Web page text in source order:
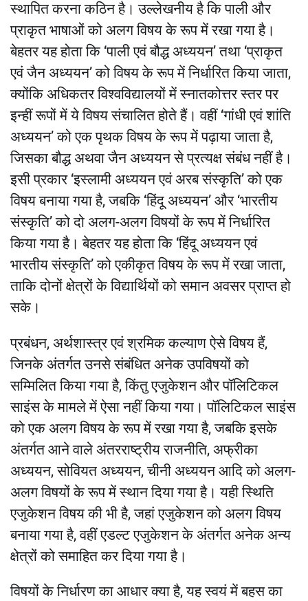
स्थापित करना कठिन है। उल्लेखनीय है कि पाली और
प्राकृत भाषाओं को अलग विषय के रूप में रखा गया है।
बेहतर यह होता कि ‘पाली एवं बौद्ध अध्ययन’ तथा ‘प्राकृत
एवं जैन अध्ययन’ को विषय के रूप में निर्धारित किया जाता,
क्योंकि अधिकतर विश्वविद्यालयों में स्नातकोत्तर स्तर पर
इन्हीं रूपों में ये विषय संचालित होते हैं। वहीं ‘गांधी एवं शांति
अध्ययन’ को एक पृथक विषय के रूप में पढ़ाया जाता है,
जिसका बौद्ध अथवा जैन अध्ययन से प्रत्यक्ष संबंध नहीं है।
इसी प्रकार ‘इस्लामी अध्ययन एवं अरब संस्कृति’ को एक
विषय बनाया गया है, जबकि ‘हिंदू अध्ययन’ और ‘भारतीय
संस्कृति’ को दो अलग-अलग विषयों के रूप में निर्धारित
किया गया है। बेहतर यह होता कि ‘हिंदू अध्ययन एवं
भारतीय संस्कृति’ को एकीकृत विषय के रूप में रखा जाता,
ताकि दोनों क्षेत्रों के विद्यार्थियों को समान अवसर प्राप्त हो
सके।
प्रबंधन, अर्थशास्त्र एवं श्रमिक कल्याण ऐसे विषय हैं,
जिनके अंतर्गत उनसे संबंधित अनेक उपविषयों को
सम्मिलित किया गया है, किंतु एजुकेशन और पॉलिटिकल
साइंस के मामले में ऐसा नहीं किया गया। पॉलिटिकल साइंस
को एक अलग विषय के रूप में रखा गया है, जबकि इसके
अंतर्गत आने वाले अंतरराष्ट्रीय राजनीति, अफ्रीका
अध्ययन, सोवियत अध्ययन, चीनी अध्ययन आदि को अलग-
अलग विषयों के रूप में स्थान दिया गया है। यही स्थिति
एजुकेशन विषय की भी है, जहां एजुकेशन को अलग विषय
बनाया गया है, वहीं एडल्ट एजुकेशन के अंतर्गत अनेक अन्य
क्षेत्रों को समाहित कर दिया गया है।
विषयों के निर्धारण का आधार क्या है, यह स्वयं में बहस का